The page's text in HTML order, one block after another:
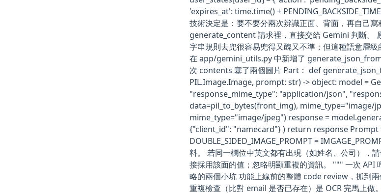
'expires_at': time.time() +
技術決定是：要不要分兩次辨識正面、背面，再自己
generate_content 請求裡，直接交給 Gemini 判斷。
字串規則去兜很容易兜得又醜又不準；但這種語意層
在 app/gemini_utils.py 中新增了
次 contents 塞了兩個圖片 Part： def
PIL.Image.Image, prompt: str) -> object: model =
"response_mime_type": "application/json",
data=pil_to_bytes(front_img), mime_type="image/
mime_type="image/jpeg") response =
{"client_id": "namecard"} ) return response Prompt
DOUBLE_SIDED_IMAGE_PROMPT =
料。 若同一欄位中英文都有出現（如姓名、公司），
接採用該面的值；忽略明顯重複的資訊。 """ 一次 API
略的兩個小坑 功能上線前的整體 code review，抓到
重複檢查（比對 email 是否已存在）是 OCR 完馬上